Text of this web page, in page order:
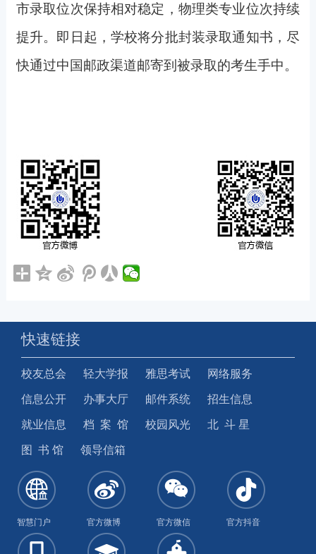
市录取位次保持相对稳定，物理类专业位次持续
提升。即日起，学校将分批封装录取通知书，尽
快通过中国邮政渠道邮寄到被录取的考生手中。
快速链接
校友总会 轻大学报 雅思考试 网络服务
信息公开 办事大厅 邮件系统 招生信息
就业信息 档 案 馆 校园风光 北 斗 星
图 书 馆 领导信箱
智慧门户 官方微博 官方微信 官方抖音